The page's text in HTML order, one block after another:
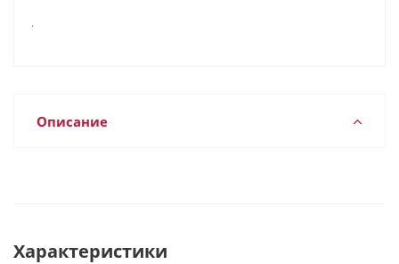
.
Описание
Характеристики